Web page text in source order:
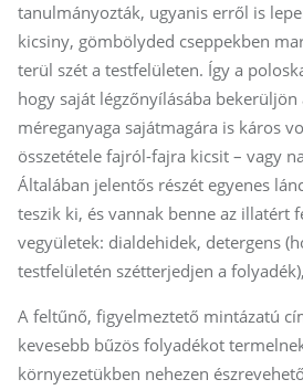
tanulmányozták, ugyanis erről is
kicsiny, gömbölyded cseppekben
terül szét a testfelületen. Így a
hogy saját légzőnyílásába
méreganyaga sajátmagára is káros
összetétele fajról-fajra kicsit – vagy
Általában jelentős részét egyenes
teszik ki, és vannak benne az illatért
vegyületek: dialdehidek, detergens
testfelületén szétterjedjen a
A feltűnő, figyelmeztető mintázatú
kevesebb bűzös folyadékot
környezetükben nehezen